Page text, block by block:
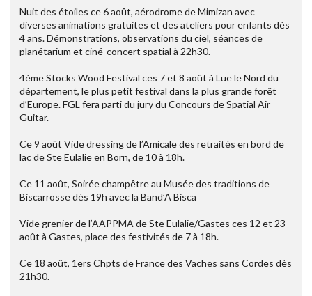
Nuit des étoiles ce 6 août, aérodrome de Mimizan avec
diverses animations gratuites et des ateliers pour enfants dès
4 ans. Démonstrations, observations du ciel, séances de
planétarium et ciné-concert spatial à 22h30.
4ème Stocks Wood Festival ces 7 et 8 août à Luë le Nord du
département, le plus petit festival dans la plus grande forêt
d’Europe. FGL fera parti du jury du Concours de Spatial Air
Guitar.
Ce 9 août Vide dressing de l’Amicale des retraités en bord de
lac de Ste Eulalie en Born, de 10 à 18h.
Ce 11 août, Soirée champêtre au Musée des traditions de
Biscarrosse dès 19h avec la Band’A Bisca
Vide grenier de l’AAPPMA de Ste Eulalie/Gastes ces 12 et 23
août à Gastes, place des festivités de 7 à 18h.
Ce 18 août, 1ers Chpts de France des Vaches sans Cordes dès
21h30.